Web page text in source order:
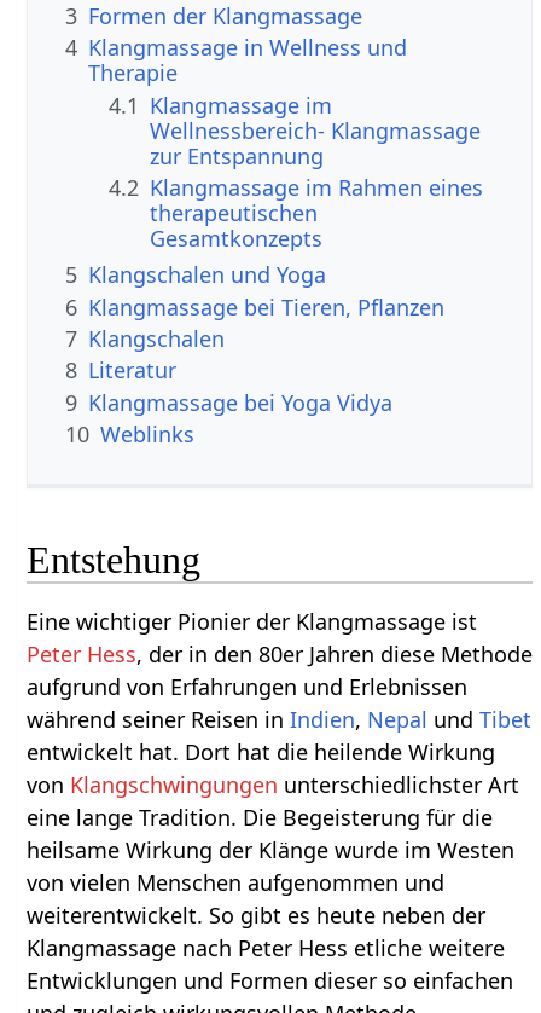
3 Formen der Klangmassage
4 Klangmassage in Wellness und
Therapie
4.1 Klangmassage im
Wellnessbereich- Klangmassage
zur Entspannung
4.2 Klangmassage im Rahmen eines
therapeutischen
Gesamtkonzepts
5 Klangschalen und Yoga
6 Klangmassage bei Tieren, Pflanzen
7 Klangschalen
8 Literatur
9 Klangmassage bei Yoga Vidya
10 Weblinks
Entstehung
Eine wichtiger Pionier der Klangmassage ist
Peter Hess, der in den 80er Jahren diese Methode
aufgrund von Erfahrungen und Erlebnissen
während seiner Reisen inIndien, Nepal undTibet
entwickelt hat. Dort hat die heilende Wirkung
von Klangschwingungen unterschiedlichster Art
eine lange Tradition. Die Begeisterung für die
heilsame Wirkung der Klänge wurde im Westen
von vielen Menschen aufgenommen und
weiterentwickelt. So gibt es heute neben der
Klangmassage nach Peter Hess etliche weitere
Entwicklungen und Formen dieser so einfachen